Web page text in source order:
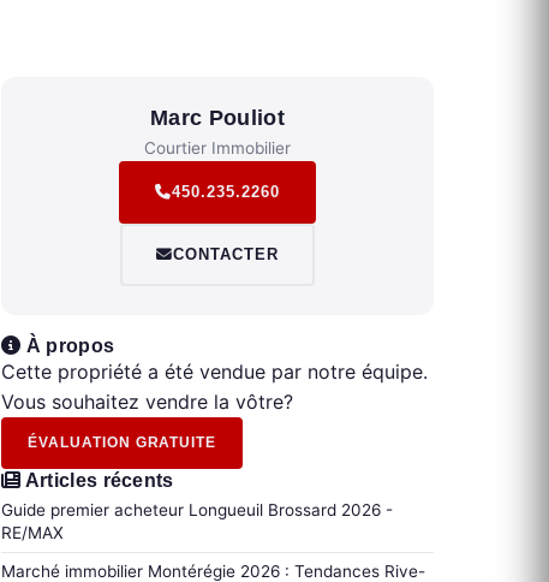
Marc Pouliot
Courtier Immobilier
450.235.2260
CONTACTER
À propos
Cette propriété a été vendue par notre équipe.
Vous souhaitez vendre la vôtre?
ÉVALUATION GRATUITE
Articles récents
Guide premier acheteur Longueuil Brossard 2026 -
RE/MAX
Marché immobilier Montérégie 2026 : Tendances Rive-